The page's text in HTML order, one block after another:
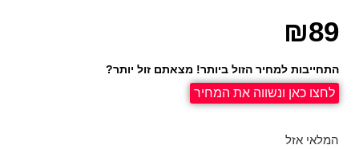
₪89
התחייבות למחיר הזול ביותר! מצאתם זול יותר?
לחצו כאן ונשווה את המחיר
המלאי אזל